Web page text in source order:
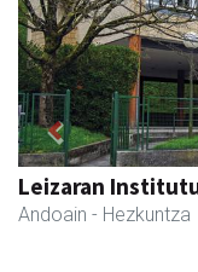
Kuttun kafetegia
Andoain - Gozotegiak
Previous